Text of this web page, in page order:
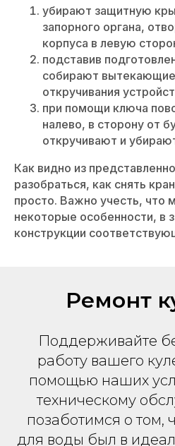
убирают защитную
запорного органа,
корпуса в левую
подставив
собирают вытекающие
откручивания
при помощи ключа
налево, в сторону от
откручивают и
Как видно из
разобраться, как снять
просто. Важно учесть, что
некоторые особенности, в
конструкции
Ремонт
Поддерживайте
работу вашего
помощью наших
техническому
позаботимся о том,
для воды был в